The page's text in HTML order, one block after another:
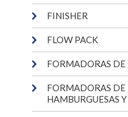
FINISHER
FLOW PACK
FORMADORAS DE
FORMADORAS DE
HAMBURGUESAS